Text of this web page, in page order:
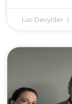
Luc Devylder